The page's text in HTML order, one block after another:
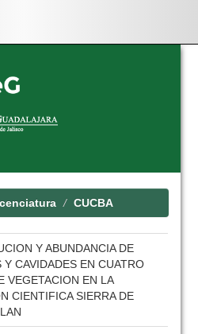
CUCBA
Y ABUNDANCIA DE
Y CAVIDADES EN CUATRO
VEGETACION EN LA
CIENTIFICA SIERRA DE